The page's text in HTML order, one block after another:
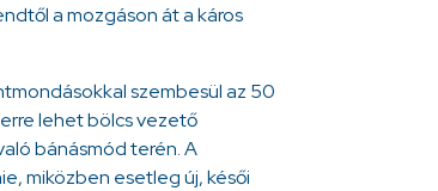
a mozgáson át a káros
szembesül az 50
lehet bölcs vezető
bánásmód terén. A
miközben esetleg új, késői